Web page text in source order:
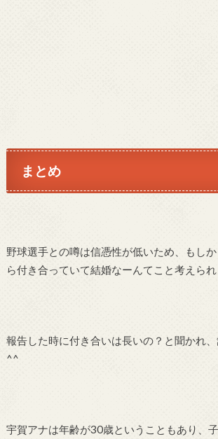
まとめ
野球選手との噂は信憑性が低いため、もし
ら付き合っていて結婚なーんてこと考えられ
報告した時に付き合いは長いの？と聞かれ
^^
宇賀アナは年齢が30歳ということもあり、